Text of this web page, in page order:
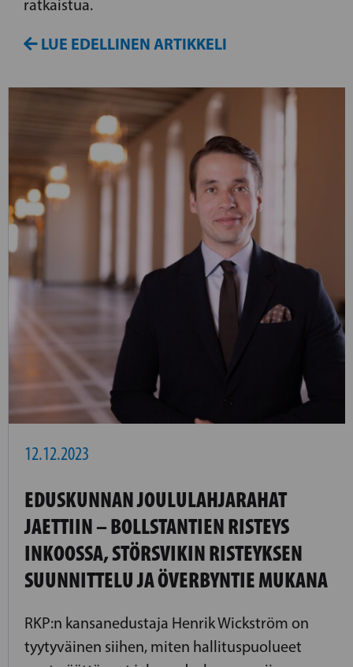
ratkaistua.
LUE EDELLINEN ARTIKKELI
12.12.2023
EDUSKUNNAN JOULULAHJARAHAT
JAETTIIN – BOLLSTANTIEN RISTEYS
INKOOSSA, STÖRSVIKIN RISTEYKSEN
SUUNNITTELU JA ÖVERBYNTIE MUKANA
RKP:n kansanedustaja Henrik Wickström on
tyytyväinen siihen, miten hallituspuolueet